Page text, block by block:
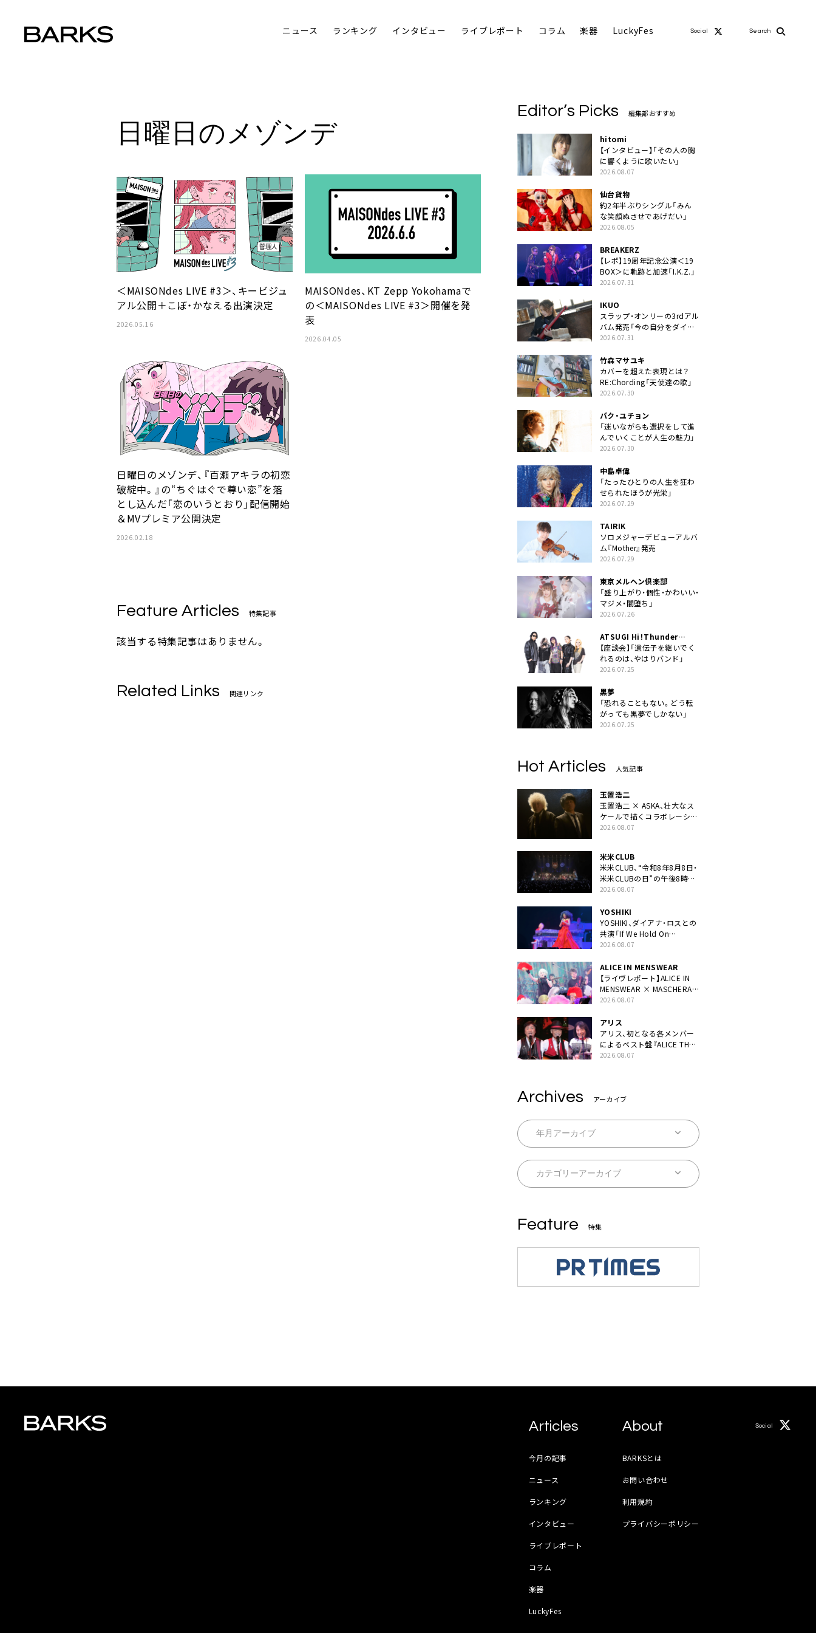
ニュース ランキング インタビュー ライブレポート コラム 楽器 LuckyFes Social Search
日曜日のメゾンデ
＜MAISONdes LIVE #3＞、キービジュ
アル公開＋こぼ・かなえる出演決定
2026.05.16
MAISONdes、KT Zepp Yokohamaで
の＜MAISONdes LIVE #3＞開催を発
表
2026.04.05
日曜日のメゾンデ、『百瀬アキラの初恋
破綻中。』の“ちぐはぐで尊い恋”を落
とし込んだ「恋のいうとおり」配信開始
＆MVプレミア公開決定
2026.02.18
Feature Articles 特集記事
該当する特集記事はありません。
Related Links 関連リンク
Editor’s Picks 編集部おすすめ
hitomi
【インタビュー】「その人の胸
に響くように歌いたい」
2026.08.07
仙台貨物
約2年半ぶりシングル「みん
な笑顔ぬさせであげだい」
2026.08.05
BREAKERZ
【レポ】19周年記念公演＜19
BOX＞に軌跡と加速「I.K.Z.」
2026.07.31
IKUO
スラップ・オンリーの3rdアル
バム発売「今の自分をダイレ
クトに」
2026.07.31
竹森マサユキ
カバーを超えた表現とは？
RE:Chording「天使達の歌」
2026.07.30
パク・ユチョン
「迷いながらも選択をして進
んでいくことが人生の魅力」
2026.07.30
中島卓偉
「たったひとりの人生を狂わ
せられたほうが光栄」
2026.07.29
TAIRIK
ソロメジャーデビューアルバ
ム『Mother』発売
2026.07.29
東京メルヘン倶楽部
「盛り上がり・個性・かわいい・
マジメ・闇堕ち」
2026.07.26
ATSUGI Hi！Thunder
Rock Festival
【座談会】「遺伝子を継いでく
れるのは、やはりバンド」
2026.07.25
黒夢
「恐れることもない。どう転
がっても黒夢でしかない」
2026.07.25
Hot Articles 人気記事
玉置浩二
玉置浩二 × ASKA、壮大なス
ケールで描くコラボレーショ
ン曲「音銀河」リリース決定。
2026.08.07
米米CLUB
米米CLUB、“令和8年8月8日・
米米CLUBの日”の午後8時に
40周年ライブより「FANtachy
2026.08.07
YOSHIKI
YOSHIKI、ダイアナ・ロスとの
共演「If We Hold On
Together」ライブ映像公開
2026.08.07
ALICE IN MENSWEAR
【ライヴレポート】ALICE IN
MENSWEAR × MASCHERA、
ツーマン＜Masquerade in
華共演と14年ぶり帰還「数奇
な運命を感じます」
2026.08.07
アリス
アリス、初となる各メンバー
によるベスト盤『ALICE THE
BEST “TORILOGY”』リリー
2026.08.07
Archives アーカイブ
Feature 特集
Articles
今月の記事
ニュース
ランキング
インタビュー
ライブレポート
コラム
楽器
LuckyFes
About
BARKSとは
お問い合わせ
利用規約
プライバシーポリシー
Social